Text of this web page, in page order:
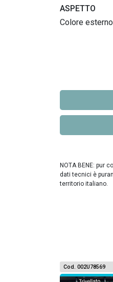
ASPETTO
Colore esterno
NOTA BENE: pur
dati tecnici è
territorio italiano.
Cod. 002U78569